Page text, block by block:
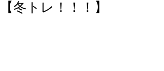
【冬トレ！！！】